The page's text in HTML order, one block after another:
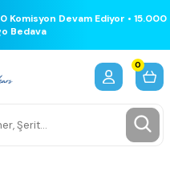
Komisyon Devam Ediyor • 15.000
Bedava
0